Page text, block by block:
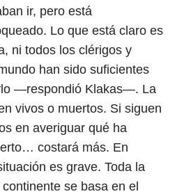
ir, pero está
Lo que está claro es
ni todos los clérigos y
han sido suficientes
—respondió Klakas—. La
vivos o muertos. Si siguen
en averiguar qué ha
costará más. En
es grave. Toda la
se basa en el